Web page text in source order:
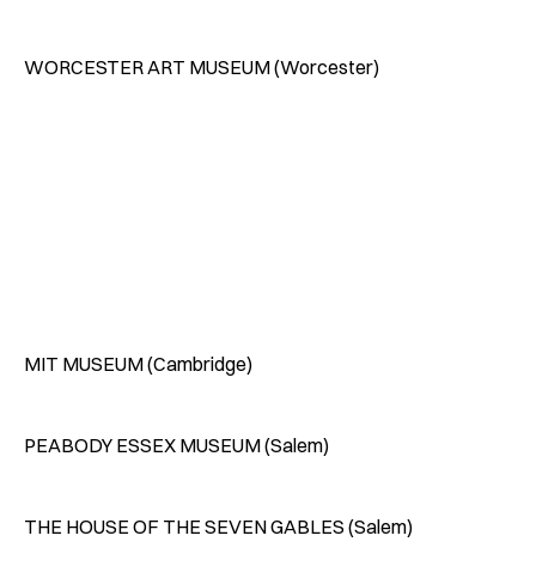
WORCESTER ART MUSEUM (Worcester)
MIT MUSEUM (Cambridge)
PEABODY ESSEX MUSEUM (Salem)
THE HOUSE OF THE SEVEN GABLES (Salem)